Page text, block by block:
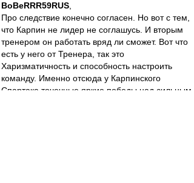
BoBeRRR59RUS
Про следствие конечно согласен. Но вот с тем,
что Карпин не лидер не соглашусь. И вторым
тренером он работать вряд ли сможет. Вот что
есть у него от Тренера, так это
Харизматичность и способность настроить
команду. Именно отсюда у Карпинского
Спартака точечные яркие победы над сильным